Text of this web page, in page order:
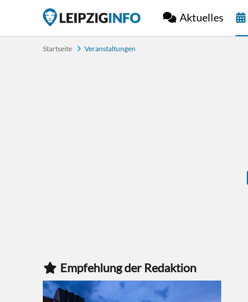
Aktuelles
Startseite Veranstaltungen
Empfehlung der Redaktion